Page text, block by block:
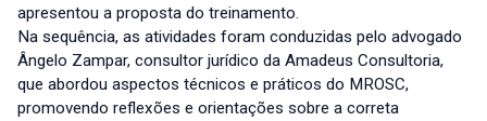
apresentou a proposta do treinamento.
Na sequência, as atividades foram conduzidas pelo advogado
Ângelo Zampar, consultor jurídico da Amadeus Consultoria,
que abordou aspectos técnicos e práticos do MROSC,
promovendo reflexões e orientações sobre a correta